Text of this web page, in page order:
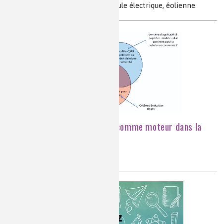
déchets, recyclage, terbium, véhicule électrique, éolienne
L’intelligence artificielle comme moteur dans la